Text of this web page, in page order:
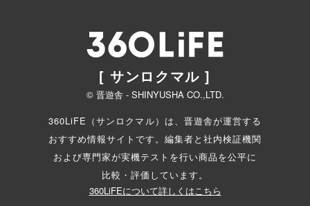
[ サンロクマル ]
© 晋遊舎 - SHINYUSHA CO.,LTD.
360LiFE（サンロクマル）は、晋遊舎が運営する
おすすめ情報サイトです。編集者と社内検証機関
および専門家が実機テストを行い商品を公平に
比較・評価しています。
360LiFEについて詳しくはこちら